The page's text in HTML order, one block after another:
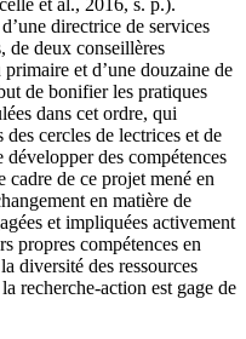
et al., 2016, s. p.).
directrice de services
de deux conseillères
et d’une douzaine de
de bonifier les pratiques
dans cet ordre, qui
cercles de lectrices et de
développer des compétences
de ce projet mené en
en matière de
et impliquées activement
propres compétences en
diversité des ressources
recherche-action est gage de